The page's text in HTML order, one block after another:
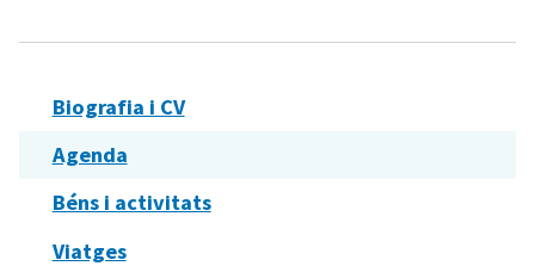
Biografia i CV
Agenda
Béns i activitats
Viatges